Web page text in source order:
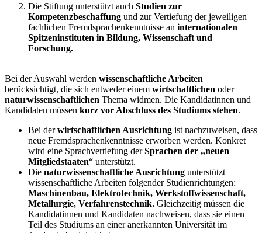
Die Stiftung unterstützt auch Studien zur
Kompetenzbeschaffung und zur Vertiefung der jeweiligen
fachlichen Fremdsprachenkenntnisse an internationalen
Spitzeninstituten in Bildung, Wissenschaft und
Forschung.
Bei der Auswahl werden wissenschaftliche Arbeiten
berücksichtigt, die sich entweder einem wirtschaftlichen oder
naturwissenschaftlichen Thema widmen. Die Kandidatinnen und
Kandidaten müssen kurz vor Abschluss des Studiums stehen.
Bei derwirtschaftlichen Ausrichtung ist nachzuweisen, dass
neue Fremdsprachenkenntnisse erworben werden. Konkret
wird eine Sprachvertiefung derSprachen der „neuen
Mitgliedstaaten“ unterstützt.
Die naturwissenschaftliche Ausrichtung unterstützt
wissenschaftliche Arbeiten folgender Studienrichtungen:
Maschinenbau, Elektrotechnik, Werkstoffwissenschaft,
Metallurgie, Verfahrenstechnik. Gleichzeitig müssen die
Kandidatinnen und Kandidaten nachweisen, dass sie einen
Teil des Studiums an einer anerkannten Universität im